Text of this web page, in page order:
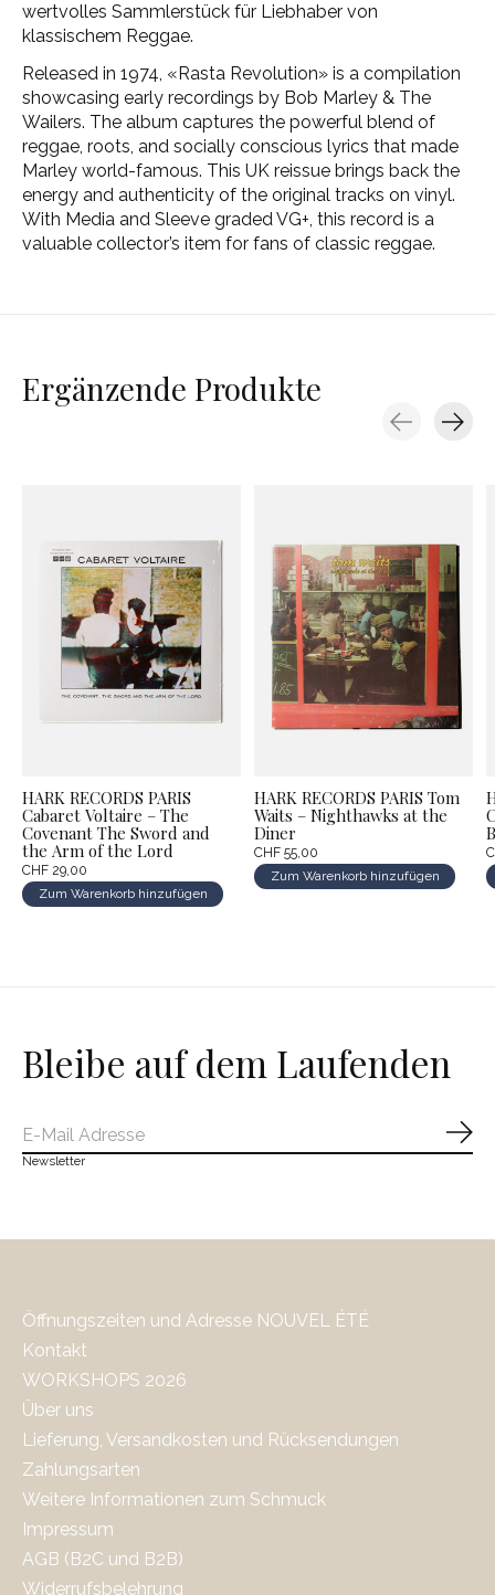
wertvolles Sammlerstück für Liebhaber von
klassischem Reggae.
Released in 1974, «Rasta Revolution» is a compilation
showcasing early recordings by Bob Marley & The
Wailers. The album captures the powerful blend of
reggae, roots, and socially conscious lyrics that made
Marley world-famous. This UK reissue brings back the
energy and authenticity of the original tracks on vinyl.
With Media and Sleeve graded VG+, this record is a
valuable collector’s item for fans of classic reggae.
Ergänzende Produkte
HARK RECORDS PARIS
Cabaret Voltaire – The
Covenant The Sword and
the Arm of the Lord
CHF 29,00
Zum Warenkorb hinzufügen
HARK RECORDS PARIS Tom
Waits – Nighthawks at the
Diner
CHF 55,00
Zum Warenkorb hinzufügen
Bleibe auf dem Laufenden
Newsletter
Öffnungszeiten und Adresse NOUVEL ÉTÉ
Kontakt
WORKSHOPS 2026
Über uns
Lieferung, Versandkosten und Rücksendungen
Zahlungsarten
Weitere Informationen zum Schmuck
Impressum
AGB (B2C und B2B)
Widerrufsbelehrung